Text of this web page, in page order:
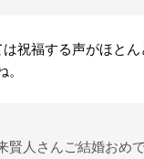
祝福する声がほと
賢人さんご結婚おめ